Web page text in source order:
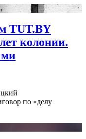
TUT.BY
колонии.
по «делу